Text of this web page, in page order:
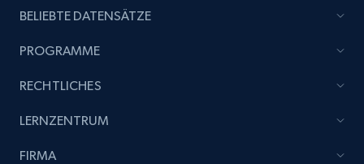
BELIEBTE DATENSÄTZE
PROGRAMME
RECHTLICHES
LERNZENTRUM
FIRMA